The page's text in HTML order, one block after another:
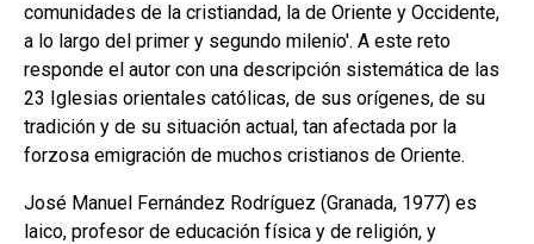
comunidades de la cristiandad, la de Oriente y Occidente,
a lo largo del primer y segundo milenio'. A este reto
responde el autor con una descripción sistemática de las
23 Iglesias orientales católicas, de sus orígenes, de su
tradición y de su situación actual, tan afectada por la
forzosa emigración de muchos cristianos de Oriente.
José Manuel Fernández Rodríguez (Granada, 1977) es
laico, profesor de educación física y de religión, y